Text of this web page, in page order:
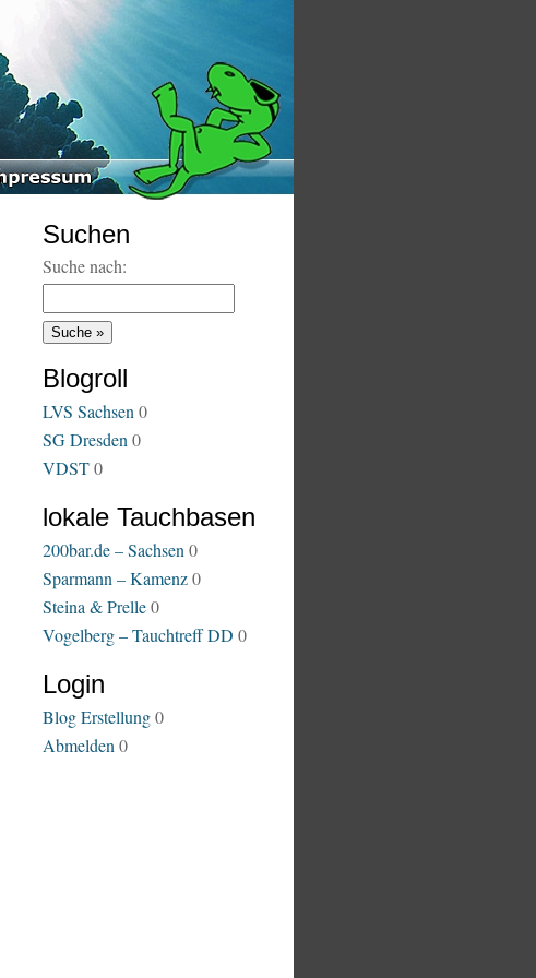
Suchen
Suche nach:
Blogroll
LVS Sachsen 0
SG Dresden 0
VDST0
lokale Tauchbasen
200bar.de – Sachsen 0
Sparmann – Kamenz0
Steina & Prelle0
Vogelberg – Tauchtreff DD 0
Login
Blog Erstellung0
Abmelden 0